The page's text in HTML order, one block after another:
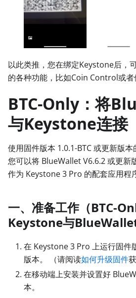
以此类推，您在绑定Keystone后，
的各种功能，比如Coin Control或者
BTC-Only：将
与Keystone连接
使用固件版本 1.0.1-BTC 或更新版
您可以将 BlueWallet V6.6.2 或更新
作为 Keystone 3 Pro 的配套应用程
一、准备工作（BTC-
Keystone与BlueWallet
在 Keystone 3 Pro 上运行固件
版本。 （请阅读如何升级固件
在移动端上安装并设置好
本。